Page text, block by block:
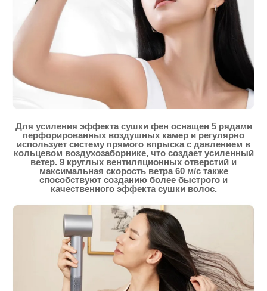
Для усиления эффекта сушки фен оснащен 5 рядами
перфорированных воздушных камер и регулярно
использует систему прямого впрыска с давлением в
кольцевом воздухозаборнике, что создает усиленный
ветер. 9 круглых вентиляционных отверстий и
максимальная скорость ветра 60 м/с также
способствуют созданию более быстрого и
качественного эффекта сушки волос.